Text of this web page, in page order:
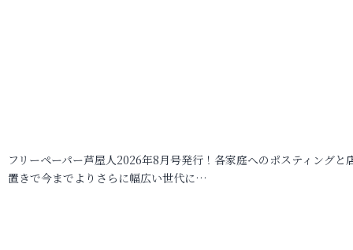
フリーペーパー芦屋人2026年8月号発行！各家庭へのポスティングと
置きで今までよりさらに幅広い世代に…